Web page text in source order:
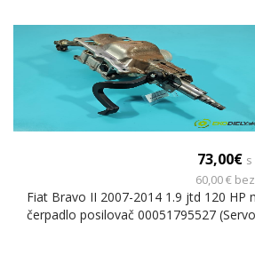
73,00€ s
60,00 €
Fiat Bravo II 2007-2014 1.9 jtd 120 HP
čerpadlo posilovač 00051795527